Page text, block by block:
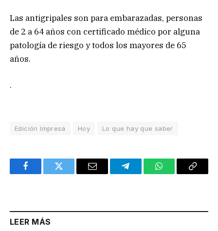
Las antigripales son para embarazadas, personas
de 2 a 64 años con certificado médico por alguna
patología de riesgo y todos los mayores de 65
años.
.
Edición Impresa Hoy Lo que hay que saber
FacebookTwitter Email TelegramWhatsAppCopy
LEER MÁS